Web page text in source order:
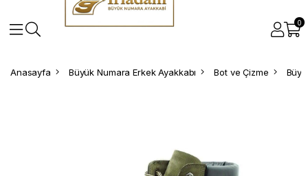
0
Anasayfa Büyük Numara Erkek Ayakkabı Bot ve Çizme